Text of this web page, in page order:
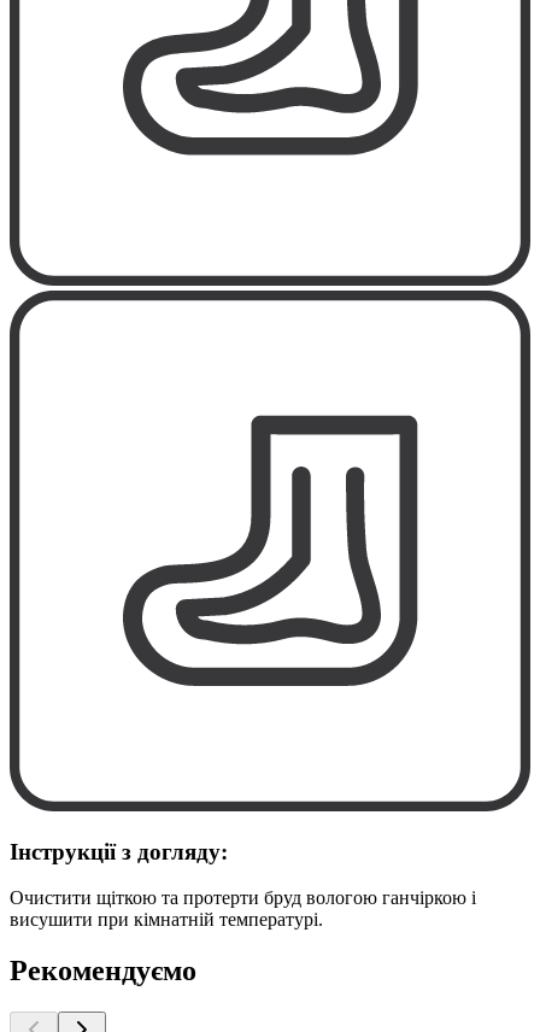
Інструкції з догляду:
Очистити щіткою та протерти бруд вологою ганчіркою і
висушити при кімнатній температурі.
Рекомендуємо